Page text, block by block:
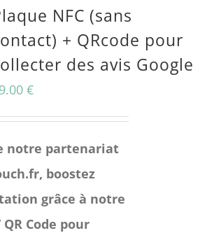
variations.
Les
options
peuvent
être
NFC (sans
+ QRcode pour
des avis Google
€
notre partenariat
boostez
grâce à notre
Code pour